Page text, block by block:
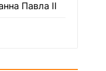
Павла II